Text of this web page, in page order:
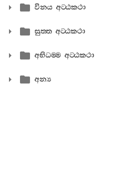
විනය අට‍්ඨකථා
සුත‍්ත අට‍්ඨකථා
අභිධම‍්ම අට‍්ඨකථා
අන්‍ය